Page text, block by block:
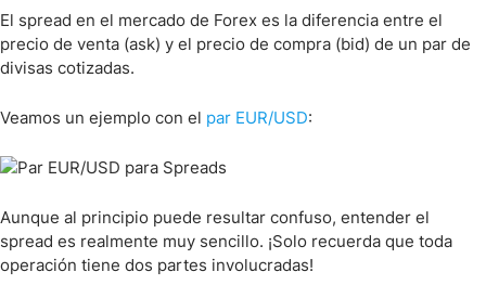
Spread y Apalancamiento
El spread en el mercado de Forex es la diferencia entre el
precio de venta (ask) y el precio de compra (bid) de un par de
divisas cotizadas.
Veamos un ejemplo con el par EUR/USD:
Aunque al principio puede resultar confuso, entender el
spread es realmente muy sencillo. ¡Solo recuerda que toda
operación tiene dos partes involucradas!